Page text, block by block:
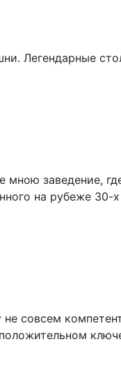
Легендарные
заведение,
на рубеже
совсем